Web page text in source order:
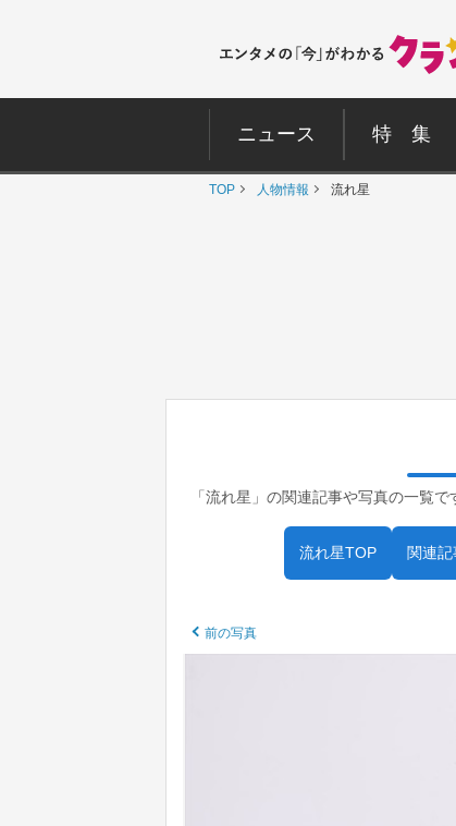
ニュース 特 集
TOP 人物情報 流れ星
「流れ星」の関連記事や写真の一覧
流れ星TOP 関連記
前の写真